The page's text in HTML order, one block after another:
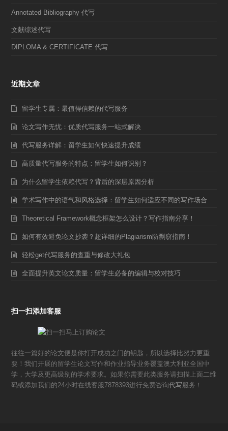
Annotated Bibliography 代写
文献综述代写
DIPLOMA & CERTIFICATE 代写
近期文章
留学生专属：最值得信赖的代写服务
论文写作无忧：优质代写服务一站式解决
代写服务详解：留学生如何快速提升成绩
高质量代写服务的特点：留学生如何识别？
为什么留学生依赖代写？背后的深层原因分析
学术写作中的语气和风格选择：留学生如何适应不同的写作场合
Theoretical Framework概念框架怎么设计？写作指南分享！
如何有效避免论文抄袭？超详细的Plagiarism防剽窃指南！
轻松get代写服务的查重与修改大礼包
全面提升英文论文质量：留学生必备的编辑与校对技巧
扫一扫添加客服
往往一篇好的论文便是你打开成功之门的钥匙，所以选择比努力更重
要！我们开展的留学生论文写作和作业指导业务覆盖澳大利亚全国中
学，大学及更高级别的学术要求。如果你需要此类服务请扫描上面二维
码或添加我们的24小时在线客服7878393进行免费咨询代写服务！